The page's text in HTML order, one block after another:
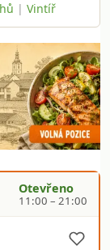
| Vintíř
Otevřeno
11:00 – 21:00